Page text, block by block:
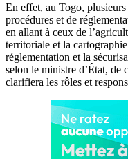
En effet, au Togo, plusieurs
procédures et de
en allant à ceux de
territoriale et la
réglementation et la
selon le ministre d’État, de
clarifiera les rôles et